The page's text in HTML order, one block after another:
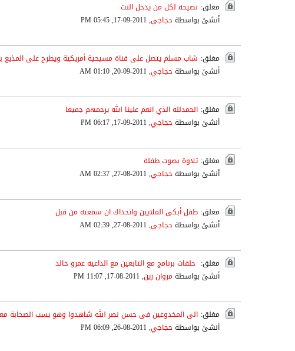
مغلق: نصيحه لكل من يدخل النت
أنشئ بواسطةحجاجي,
2011-09-17, 05:45 PM
مغلق: شاب مسلم يتصل على قناة مسيحية أمريكية ويطرح على المذيع
أنشئ بواسطةحجاجي,
2011-09-20, 01:10 AM
مغلق: الحمدلله الذي انعم علينا الله يرحمهم جميعا
أنشئ بواسطةحجاجي,
2011-09-17, 06:17 PM
مغلق: تلاوة بصوت طفلة
أنشئ بواسطةحجاجي,
2011-08-27, 02:37 AM
مغلق: طفل أبكى الملايين واتحداك ان سمعته من قبل
أنشئ بواسطةحجاجي,
2011-08-27, 02:39 AM
مغلق: حلقات برنامج مع التابعين مع الداعيه عمرو خالد
أنشئ بواسطة مروان زين,
2011-08-17, 11:07 PM
مغلق: الى المخدوعين فى حسن نصر الله شاهدوا وهو يسب الصحابة
أنشئ بواسطةحجاجي,
2011-08-26, 06:09 PM